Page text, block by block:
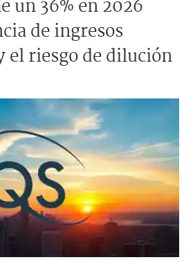
un 36% en 2026
de ingresos
el riesgo de dilución